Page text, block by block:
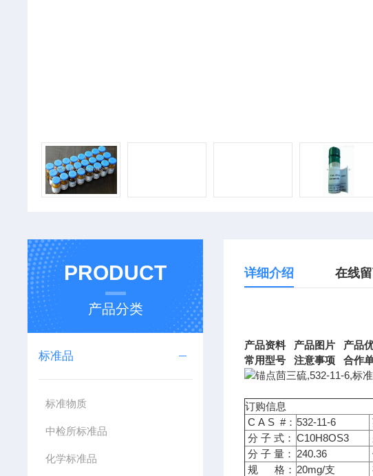
详细介绍 在线
产品资料 产品图片 产品
常用型号
注意事项 合作
茴三硫,532-11-6,标
订购信息
C A S #： 532-11-6
分 子 式： C10H8OS3
分 子 量： 240.36
规 格： 20mg/支
PRODUCT
产品分类
标准品
标准物质
中检所标准品
化学标准品